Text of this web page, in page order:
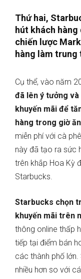
Thứ hai,
hút khách
chiến lược
hàng làm trung
Cụ thể, vào năm
đã lên ý tưởng
khuyến mãi để
hàng trong giờ
miễn phí với cà
này đã tạo ra sức
trên khắp Hoa Kỳ
Starbucks.
Starbucks chọn
khuyến mãi trên
thông online thấp
tiếp tại điểm bán
các thành phố
nhiều hơn so với